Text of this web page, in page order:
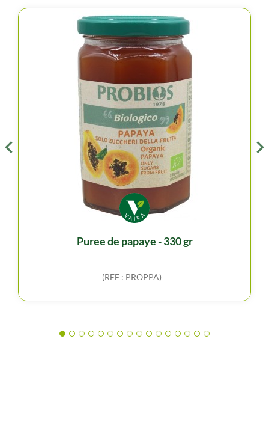
puree de papaye - 330 gr
(REF : PROPPA)